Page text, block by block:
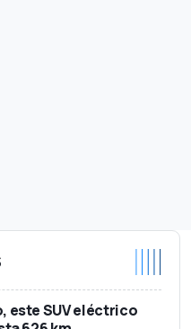
este SUV eléctrico